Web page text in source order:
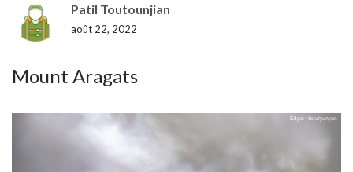
Patil Toutounjian
août 22, 2022
Mount Aragats